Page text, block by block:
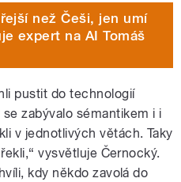
než Češi, jen umí
expert na AI Tomáš
pustit do technologií
zabývalo sémantikem i i
v jednotlivých větách. Taky
vysvětluje Černocký.
kdy někdo zavolá do